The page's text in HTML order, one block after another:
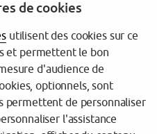
de cookies
utilisent des cookies sur ce
et permettent le bon
d'audience de
optionnels, sont
permettent de personnaliser
l'assistance